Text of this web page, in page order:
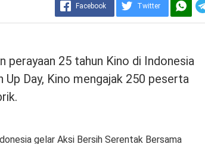
Facebook Twitter
perayaan 25 tahun Kino di Indonesia
Day, Kino mengajak 250 peserta
gelar Aksi Bersih Serentak Bersama